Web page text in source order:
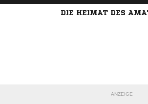
ANZEIGE
DIE HEIMAT DES